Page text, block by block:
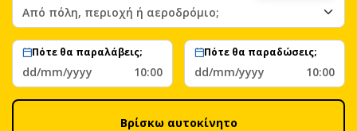
Από πόλη, περιοχή ή αεροδρόμιο;
Πότε θα παραλάβεις;
dd/mm/yyyy 10:00
Πότε θα παραδώσεις;
dd/mm/yyyy 10:00
Βρίσκω αυτοκίνητο